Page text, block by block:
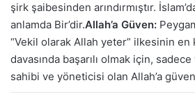
şirk şaibesinden arındırmıştır.
anlamda Bir’dir.Allah’a Güven:
“Vekil olarak Allah yeter” ilkesinin en
davasında başarılı olmak için,
sahibi ve yöneticisi olan Allah’a